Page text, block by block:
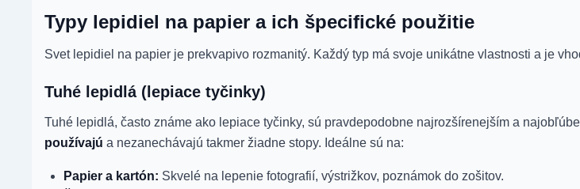
Typy lepidiel na papier a ich špecifické použitie
Svet lepidiel na papier je prekvapivo rozmanitý. Každý typ má svoje unikátne vlastnosti a je
Tuhé lepidlá (lepiace tyčinky)
Tuhé lepidlá, často známe ako lepiace tyčinky, sú pravdepodobne najrozšírenejším a
používajú a nezanechávajú takmer žiadne stopy. Ideálne sú na:
Papier a kartón: Skvelé na lepenie fotografií, výstrižkov, poznámok do zošitov.